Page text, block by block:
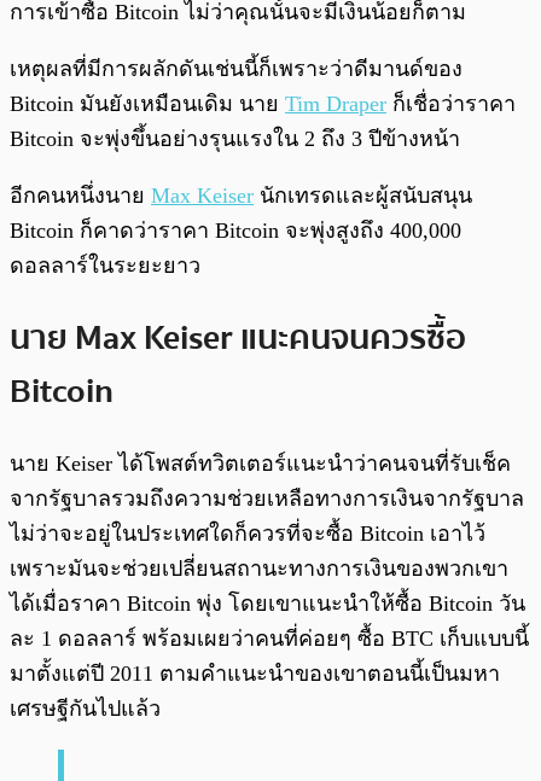
การเข้าซื้อ Bitcoin ไม่ว่าคุณนั้นจะมีเงินน้อยก็ตาม
เหตุผลที่มีการผลักดันเช่นนี้ก็เพราะว่าดีมานด์ของ
Bitcoin มันยังเหมือนเดิม นาย Tim Draper ก็เชื่อว่าราคา
Bitcoin จะพุ่งขึ้นอย่างรุนแรงใน 2 ถึง 3 ปีข้างหน้า
อีกคนหนึ่งนาย Max Keiser นักเทรดและผู้สนับสนุน
Bitcoin ก็คาดว่าราคา Bitcoin จะพุ่งสูงถึง 400,000
ดอลลาร์ในระยะยาว
นาย Max Keiser แนะคนจนควรซื้อ
Bitcoin
นาย Keiser ได้โพสต์ทวิตเตอร์แนะนำว่าคนจนที่รับเช็ค
จากรัฐบาลรวมถึงความช่วยเหลือทางการเงินจากรัฐบาล
ไม่ว่าจะอยู่ในประเทศใดก็ควรที่จะซื้อ Bitcoin เอาไว้
เพราะมันจะช่วยเปลี่ยนสถานะทางการเงินของพวกเขา
ได้เมื่อราคา Bitcoin พุ่ง โดยเขาแนะนำให้ซื้อ Bitcoin วัน
ละ 1 ดอลลาร์ พร้อมเผยว่าคนที่ค่อยๆ ซื้อ BTC เก็บแบบนี้
มาตั้งแต่ปี 2011 ตามคำแนะนำของเขาตอนนี้เป็นมหา
เศรษฐีกันไปแล้ว